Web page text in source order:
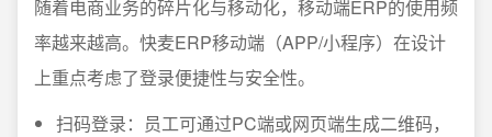
随着电商业务的碎片化与移动化，移动端ERP的使用频
率越来越高。快麦ERP移动端（APP/小程序）在设计
上重点考虑了登录便捷性与安全性。
扫码登录：员工可通过PC端或网页端生成二维码，